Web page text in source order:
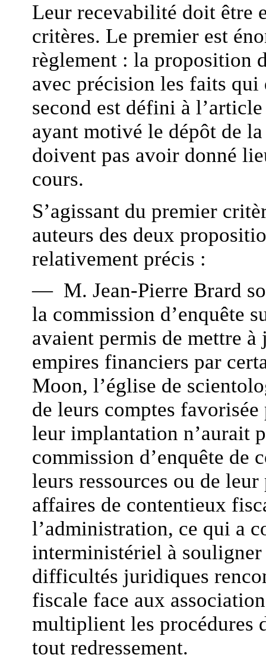
Leur recevabilité doit être
critères. Le premier est
règlement : la proposition
avec précision les faits
second est défini à
ayant motivé le dépôt de
doivent pas avoir donné
cours.
S’agissant du premier
auteurs des deux
relativement précis :
— M. Jean-Pierre Brard
la commission d’enquête
avaient permis de mettre
empires financiers par
Moon, l’église de
de leurs comptes
leur implantation n’aurait
commission d’enquête de
leurs ressources ou de
affaires de contentieux
l’administration, ce qui a
interministériel à souligner
difficultés juridiques
fiscale face aux
multiplient les procédures
tout redressement.